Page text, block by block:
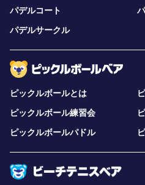
パデルコート
パデルサークル
ピックルボールとは
ピックルボール練習会
ピックルボールパドル